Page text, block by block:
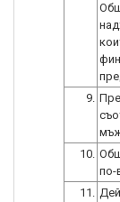
9.
10.
по-
11.